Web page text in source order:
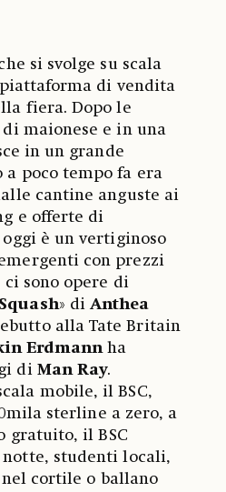
si svolge su scala
piattaforma di vendita
fiera. Dopo le
maionese e in una
in un grande
poco tempo fa era
cantine anguste ai
e offerte di
è un vertiginoso
con prezzi
sono opere di
» diAnthea
alla Tate Britain
Erdmannha
di Man Ray.
mobile, il BSC,
sterline a zero, a
gratuito, il BSC
studenti locali,
cortile o ballano